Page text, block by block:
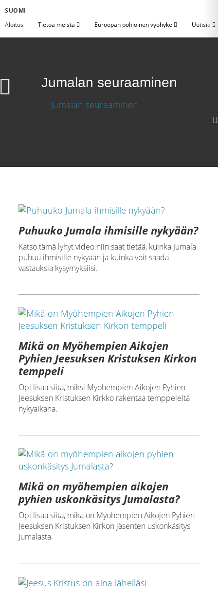
SUOMI
Aloitus
Tietoa meistä Euroopan pohjoinen vyöhyke Uutisia
Jumalan seuraaminen
Puhuuko Jumala ihmisille nykyään?
Katso tämä lyhyt video niin saat tietää, kuinka Jumala
puhuu ihmisille nykyään ja kuinka voit saada
vastauksia kysymyksiisi.
Mikä on Myöhempien Aikojen
Pyhien Jeesuksen Kristuksen Kirkon
temppeli
Opi lisää siitä, miksi Myöhempien Aikojen Pyhien
Jeesuksen Kristuksen Kirkko rakentaa temppeleitä
nykyaikana.
Mikä on myöhempien aikojen
pyhien uskonkäsitys Jumalasta?
Opi lisää siitä, mikä on Myöhempien Aikojen Pyhien
Jeesuksen Kristuksen Kirkon jäsenten uskonkäsitys
Jumalasta.